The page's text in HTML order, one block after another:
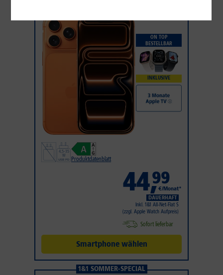
ON TOP
BESTELLBAR
INKLUSIVE
Produktdatenblatt
44,99
€/Monat*
DAUERHAFT
Inkl. 1&1 All-Net-Flat S
(zzgl. Apple Watch Aufpreis)
Sofort lieferbar
Smartphone wählen
1&1 SOMMER-SPECIAL